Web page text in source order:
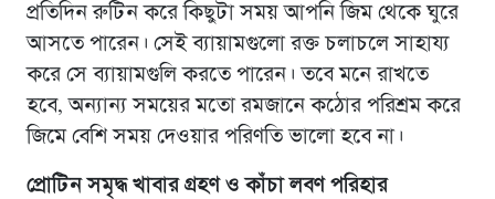
প্রতিদিন রুটিন করে কিছুটা সময় আপনি জিম থেকে ঘুরে
আসতে পারেন। সেই ব্যায়ামগুলো রক্ত চলাচলে সাহায্য
করে সে ব্যায়ামগুলি করতে পারেন। তবে মনে রাখতে
হবে, অন্যান্য সময়ের মতো রমজানে কঠোর পরিশ্রম করে
জিমে বেশি সময় দেওয়ার পরিণতি ভালো হবে না।
প্রোটিন সমৃদ্ধ খাবার গ্রহণ ও কাঁচা লবণ পরিহার